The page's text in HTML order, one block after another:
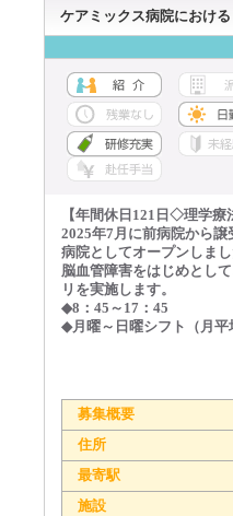
ケアミックス病院におけ
【年間休日121日◇理学療
2025年7月に前病院から
病院としてオープンしまし
脳血管障害をはじめとし
リを実施します。
◆8：45～17：45
◆月曜～日曜シフト（月平
募集概要
住所
最寄駅
施設